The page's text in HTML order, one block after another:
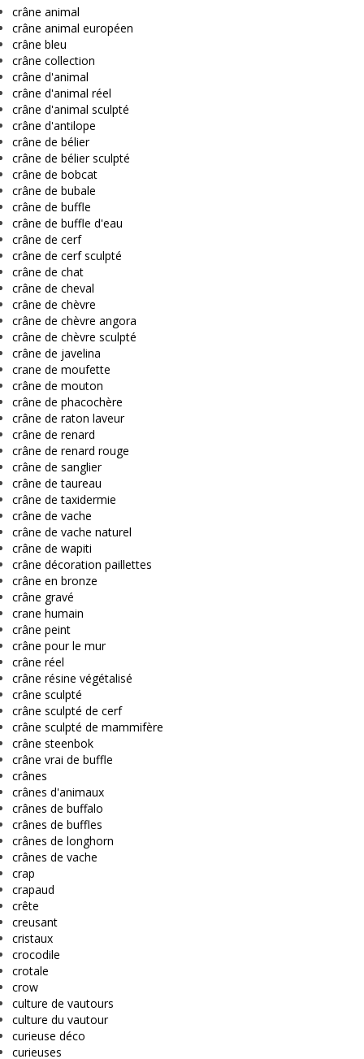
crâne animal
crâne animal européen
crâne bleu
crâne collection
crâne d'animal
crâne d'animal réel
crâne d'animal sculpté
crâne d'antilope
crâne de bélier
crâne de bélier sculpté
crâne de bobcat
crâne de bubale
crâne de buffle
crâne de buffle d'eau
crâne de cerf
crâne de cerf sculpté
crâne de chat
crâne de cheval
crâne de chèvre
crâne de chèvre angora
crâne de chèvre sculpté
crâne de javelina
crane de moufette
crâne de mouton
crâne de phacochère
crâne de raton laveur
crâne de renard
crâne de renard rouge
crâne de sanglier
crâne de taureau
crâne de taxidermie
crâne de vache
crâne de vache naturel
crâne de wapiti
crâne décoration paillettes
crâne en bronze
crâne gravé
crane humain
crâne peint
crâne pour le mur
crâne réel
crâne résine végétalisé
crâne sculpté
crâne sculpté de cerf
crâne sculpté de mammifère
crâne steenbok
crâne vrai de buffle
crânes
crânes d'animaux
crânes de buffalo
crânes de buffles
crânes de longhorn
crânes de vache
crap
crapaud
crête
creusant
cristaux
crocodile
crotale
crow
culture de vautours
culture du vautour
curieuse déco
curieuses